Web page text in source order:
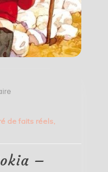
on
je
Rokia
–
de faits réels
–